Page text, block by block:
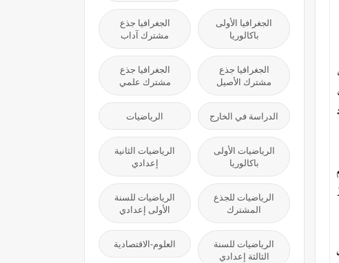
الجغرافيا الأولى
باكالوريا
الجغرافيا جذع
مشترك آداب
الجغرافيا جذع
مشترك الأصيل
الجغرافيا جذع
مشترك علمي
الدراسة في الخارج الرياضيات
الرياضيات الأولى
باكالوريا
الرياضيات الثانية
إعدادي
الرياضيات للجذع
المشترك
الرياضيات للسنة
الأولى إعدادي
الرياضيات للسنة
الثالثة إعدادي
العلوم-الاقتصادية